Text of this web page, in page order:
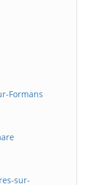
Formans
sur-